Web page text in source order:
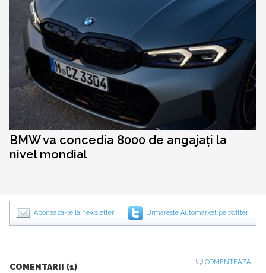
BMW va concedia 8000 de angajați la
nivel mondial
Aboneaza-te la newsletter! Urmareste Automarket pe twitter!
COMENTARII (1)
COMENTEAZA